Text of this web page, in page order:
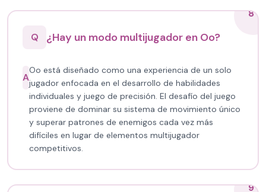
8
Q
¿Hay un modo multijugador en Oo?
A
Oo está diseñado como una experiencia de un solo
jugador enfocada en el desarrollo de habilidades
individuales y juego de precisión. El desafío del juego
proviene de dominar su sistema de movimiento único
y superar patrones de enemigos cada vez más
difíciles en lugar de elementos multijugador
competitivos.
9